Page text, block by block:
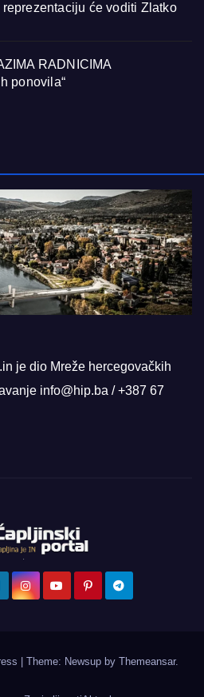
će voditi Zlatko
RADNICIMA
ponovila“
je dio Mreže hercegovačkih
info@hip.ba / +387 67
| Theme: Newsup by Themeansar.